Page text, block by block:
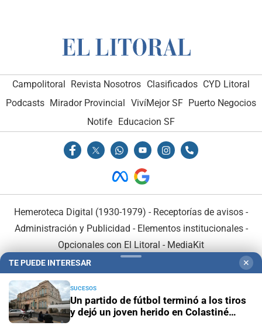
Campolitoral Revista Nosotros Clasificados CYD Litoral
Podcasts Mirador Provincial VivíMejor SF Puerto Negocios
Notife Educacion SF
Hemeroteca Digital (1930-1979) - Receptorías de avisos -
Administración y Publicidad - Elementos institucionales-
Opcionales con El Litoral - MediaKit
TE PUEDE INTERESAR ✕
SUCESOS
Un partido de fútbol terminó a los tiros
y dejó un joven herido en Colastiné